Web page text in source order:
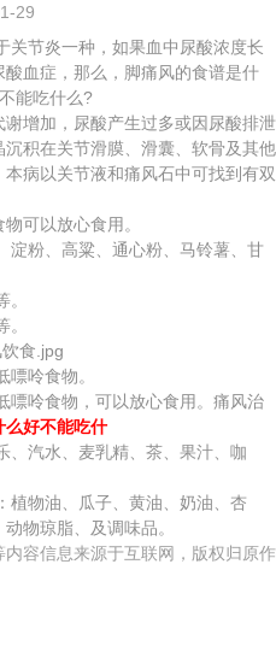
29
节炎一种，如果血中尿酸浓度长
血症，那么，脚痛风的食谱是什
能吃什么?
增加，尿酸产生过多或因尿酸排泄
积在关节滑膜、滑囊、软骨及其他
病以关节液和痛风石中可找到有双
可以放心食用。
粉、高粱、通心粉、马铃薯、甘
呤食物。
呤食物，可以放心食用。痛风治
么好不能吃什
汽水、麦乳精、茶、果汁、咖
物油、瓜子、黄油、奶油、杏
物琼脂、及调味品。
容信息来源于互联网，版权归原作